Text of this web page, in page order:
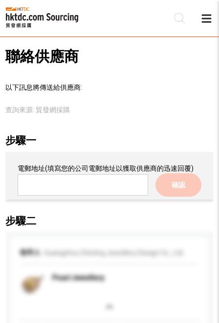
聯絡供應商
以下訊息將傳送給供應商:
查詢來源: 貿發網採購
步驟一
電郵地址(填寫您的公司電郵地址以獲取供應商的迅速回覆)
確認
步驟二
收件人
Pearl Jewellery